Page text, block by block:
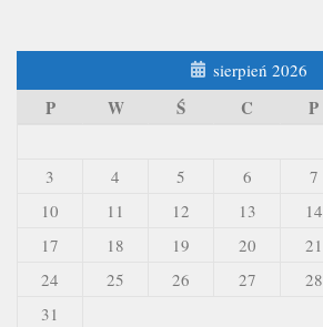
sierpień 2026
P W Ś C P
3
4 5 6 7
10
11 12 13 14
17
18 19 20 21
24
25 26 27 28
31